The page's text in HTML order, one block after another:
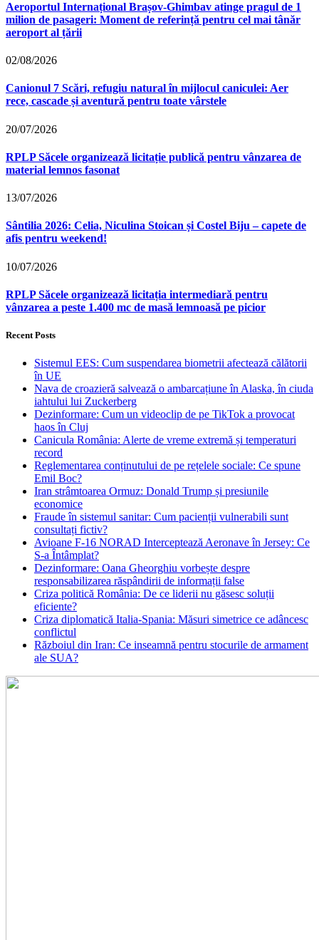
Aeroportul Internațional Brașov‑Ghimbav atinge pragul de 1
milion de pasageri: Moment de referință pentru cel mai tânăr
aeroport al țării
02/08/2026
Canionul 7 Scări, refugiu natural în mijlocul caniculei: Aer
rece, cascade și aventură pentru toate vârstele
20/07/2026
RPLP Săcele organizează licitație publică pentru vânzarea de
material lemnos fasonat
13/07/2026
Sântilia 2026: Celia, Niculina Stoican și Costel Biju – capete de
afis pentru weekend!
10/07/2026
RPLP Săcele organizează licitația intermediară pentru
vânzarea a peste 1.400 mc de masă lemnoasă pe picior
Recent Posts
Sistemul EES: Cum suspendarea biometrii afectează călătorii
în UE
Nava de croazieră salvează o ambarcațiune în Alaska, în ciuda
iahtului lui Zuckerberg
Dezinformare: Cum un videoclip de pe TikTok a provocat
haos în Cluj
Canicula România: Alerte de vreme extremă și temperaturi
record
Reglementarea conținutului de pe rețelele sociale: Ce spune
Emil Boc?
Iran strâmtoarea Ormuz: Donald Trump și presiunile
economice
Fraude în sistemul sanitar: Cum pacienții vulnerabili sunt
consultați fictiv?
Avioane F-16 NORAD Interceptează Aeronave în Jersey: Ce
S-a Întâmplat?
Dezinformare: Oana Gheorghiu vorbește despre
responsabilizarea răspândirii de informații false
Criza politică România: De ce liderii nu găsesc soluții
eficiente?
Criza diplomatică Italia-Spania: Măsuri simetrice ce adâncesc
conflictul
Războiul din Iran: Ce inseamnă pentru stocurile de armament
ale SUA?